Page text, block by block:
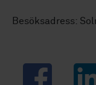
Besöksadress:
Facebook